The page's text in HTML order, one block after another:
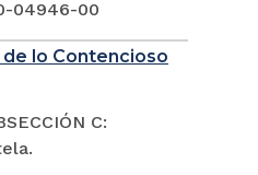
04946-00
de lo Contencioso
C: